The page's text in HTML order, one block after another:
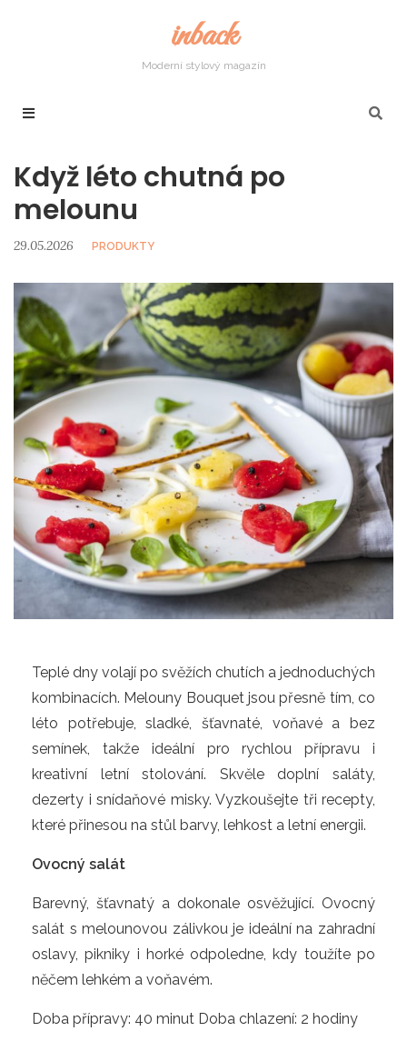
inback
Moderní stylový magazín
Když léto chutná po
melounu
29.05.2026 PRODUKTY
Teplé dny volají po svěžích chutích a jednoduchých
kombinacích. Melouny Bouquet jsou přesně tím, co
léto potřebuje, sladké, šťavnaté, voňavé a bez
semínek, takže ideální pro rychlou přípravu i
kreativní letní stolování. Skvěle doplní saláty,
dezerty i snídaňové misky. Vyzkoušejte tři recepty,
které přinesou na stůl barvy, lehkost a letní energii.
Ovocný salát
Barevný, šťavnatý a dokonale osvěžující. Ovocný
salát s melounovou zálivkou je ideální na zahradní
oslavy, pikniky i horké odpoledne, kdy toužíte po
něčem lehkém a voňavém.
Doba přípravy: 40 minut Doba chlazení: 2 hodiny